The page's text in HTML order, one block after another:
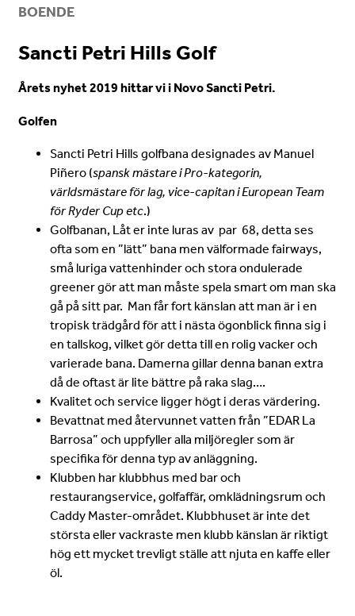
BOENDE
Sancti Petri Hills Golf
Årets nyhet 2019 hittar vi i Novo Sancti Petri.
Golfen
Sancti Petri Hills golfbana designades av Manuel
Piñero (spansk mästare i Pro-kategorin,
världsmästare för lag, vice-capitan i European Team
för Ryder Cup etc.)
Golfbanan, Låt er inte luras av par 68, detta ses
ofta som en ”lätt” bana men välformade fairways,
små luriga vattenhinder och stora ondulerade
greener gör att man måste spela smart om man ska
gå på sitt par. Man får fort känslan att man är i en
tropisk trädgård för att i nästa ögonblick finna sig i
en tallskog, vilket gör detta till en rolig vacker och
varierade bana. Damerna gillar denna banan extra
då de oftast är lite bättre på raka slag….
Kvalitet och service ligger högt i deras värdering.
Bevattnat med återvunnet vatten från ”EDAR La
Barrosa” och uppfyller alla miljöregler som är
specifika för denna typ av anläggning.
Klubben har klubbhus med bar och
restaurangservice, golfaffär, omklädningsrum och
Caddy Master-området. Klubbhuset är inte det
största eller vackraste men klubb känslan är riktigt
hög ett mycket trevligt ställe att njuta en kaffe eller
öl.